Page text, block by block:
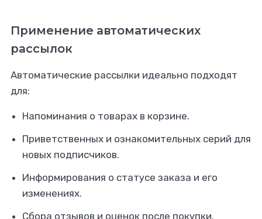
Применение автоматических
рассылок
Автоматические рассылки идеально подходят
для:
Напоминания о товарах в корзине.
Приветственных и ознакомительных серий для
новых подписчиков.
Информирования о статусе заказа и его
изменениях.
Сбора отзывов и оценок после покупки.